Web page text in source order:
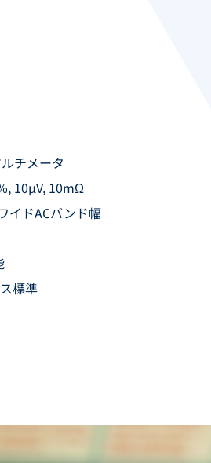
チメータ
10µV, 10mΩ
イドACバンド幅
標準